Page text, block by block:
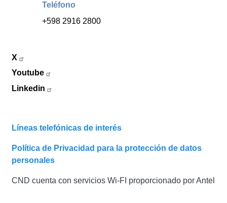
Teléfono
+598 2916 2800
X
Youtube
Linkedin
Líneas telefónicas de interés
Política de Privacidad para la protección de datos
personales
CND cuenta con servicios Wi-FI proporcionado por Antel